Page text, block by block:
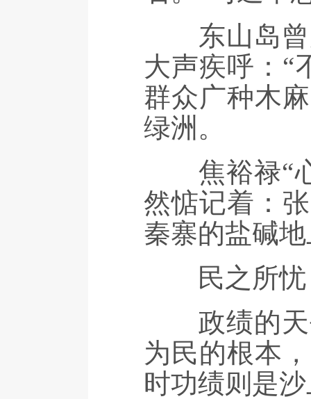
东山岛曾
大声疾呼：“
群众广种木
绿洲。
焦裕禄“心
然惦记着：
秦寨的盐碱
民之所忧
政绩的天
为民的根本
时功绩则是